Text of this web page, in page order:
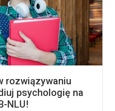
rozwiązywaniu
psychologię na
NLU!